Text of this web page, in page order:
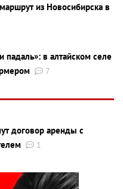
из Новосибирска в
падаль»: в алтайском селе
7
договор аренды с
1